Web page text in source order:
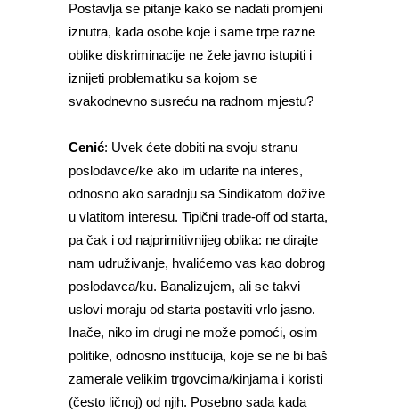
Postavlja se pitanje kako se nadati promjeni
iznutra, kada osobe koje i same trpe razne
oblike diskriminacije ne žele javno istupiti i
iznijeti problematiku sa kojom se
svakodnevno susreću na radnom mjestu?
Cenić: Uvek ćete dobiti na svoju stranu
poslodavce/ke ako im udarite na interes,
odnosno ako saradnju sa Sindikatom dožive
u vlatitom interesu. Tipični trade-off od starta,
pa čak i od najprimitivnijeg oblika: ne dirajte
nam udruživanje, hvalićemo vas kao dobrog
poslodavca/ku. Banalizujem, ali se takvi
uslovi moraju od starta postaviti vrlo jasno.
Inače, niko im drugi ne može pomoći, osim
politike, odnosno institucija, koje se ne bi baš
zamerale velikim trgovcima/kinjama i koristi
(često ličnoj) od njih. Posebno sada kada